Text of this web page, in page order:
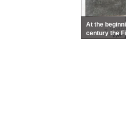
At the
century the